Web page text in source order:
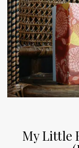
My Little